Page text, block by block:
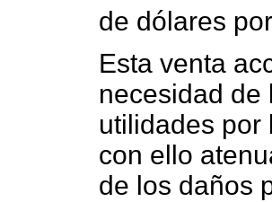
de dólares
Esta venta
necesidad de
utilidades por
con ello
de los daños